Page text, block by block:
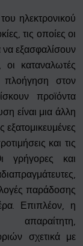
ηλεκτρονικού
τις οποίες οι
να εξασφαλίσουν
καταναλωτές
πλοήγηση στον
προϊόντα
είναι μια άλλη
εξατομικευμένες
και τις
γρήγορες και
παράδοσης
Επιπλέον, η
σχετικά με